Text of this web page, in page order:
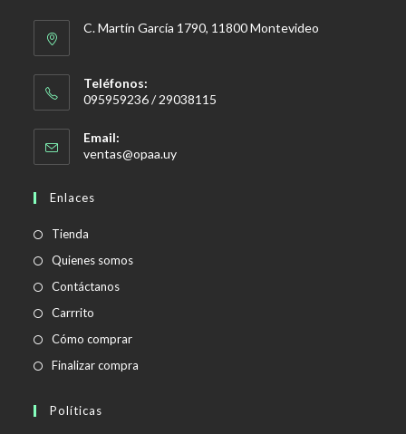
C. Martín García 1790, 11800 Montevideo
Teléfonos:
095959236 / 29038115
Email:
ventas@opaa.uySe
Enlaces
Tienda
Quienes somos
Contáctanos
Carrrito
Cómo comprar
Finalizar compra
Políticas